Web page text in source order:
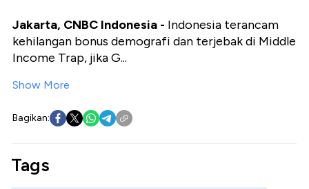
Jakarta, CNBC Indonesia - Indonesia terancam
kehilangan bonus demografi dan terjebak di Middle
Income Trap, jika G...
Show More
Bagikan:
Tags